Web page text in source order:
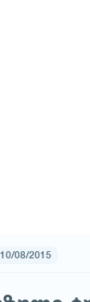
10/08/2015